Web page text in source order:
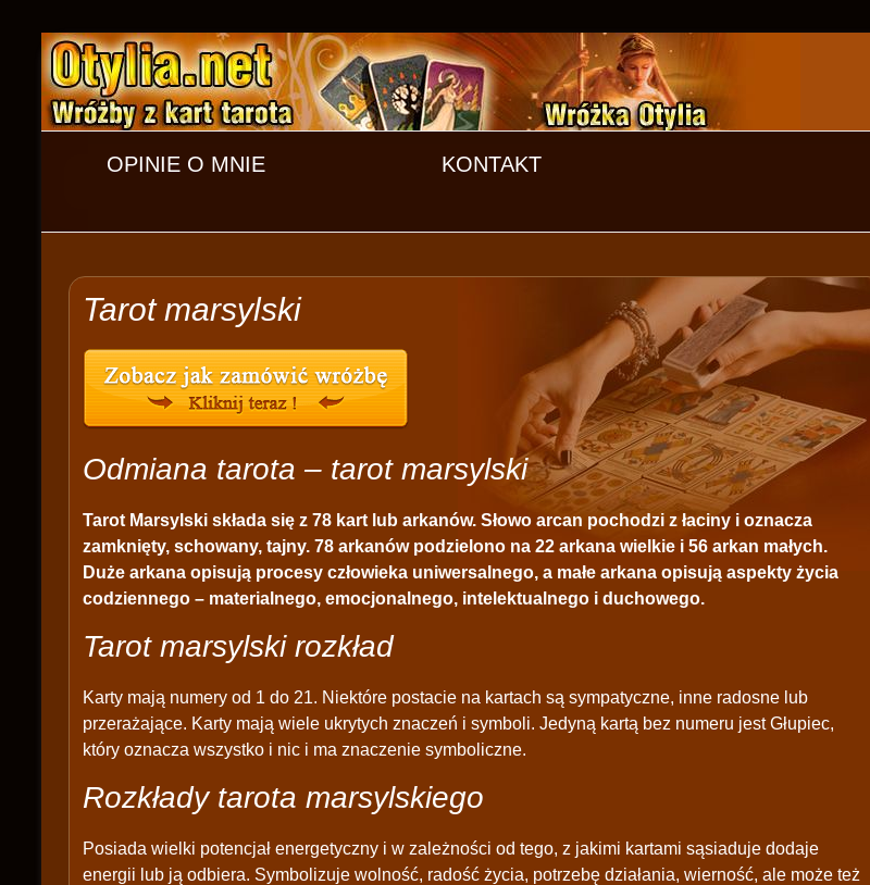
OPINIE O MNIE KONTAKT
Tarot marsylski
Odmiana tarota – tarot marsylski
Tarot Marsylski składa się z 78 kart lub arkanów. Słowo arcan pochodzi z łaciny i oznacza
zamknięty, schowany, tajny. 78 arkanów podzielono na 22 arkana wielkie i 56 arkan małych.
Duże arkana opisują procesy człowieka uniwersalnego, a małe arkana opisują aspekty życia
codziennego – materialnego, emocjonalnego, intelektualnego i duchowego.
Tarot marsylski rozkład
Karty mają numery od 1 do 21. Niektóre postacie na kartach są sympatyczne, inne radosne lub
przerażające. Karty mają wiele ukrytych znaczeń i symboli. Jedyną kartą bez numeru jest Głupiec,
który oznacza wszystko i nic i ma znaczenie symboliczne.
Rozkłady tarota marsylskiego
Posiada wielki potencjał energetyczny i w zależności od tego, z jakimi kartami sąsiaduje dodaje
energii lub ją odbiera. Symbolizuje wolność, radość życia, potrzebę działania, wierność, ale może też